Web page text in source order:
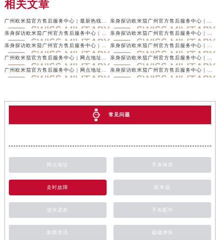
相关文章
广州欧米茄官方售后服务中心｜最新热线及官方维修地址权威信息公示（2026年7月最新） 亲身探访欧米茄广州官方售后服务中心｜最新电话与详细地址（2026年7月最新）
亲身探访欧米茄广州官方售后服务中心｜最新热线电话与地址（2026年7月最新） 亲身探访欧米茄广州官方售后服务中心｜全新地址及服务热线（2026年7月最新）
亲身探访欧米茄广州官方售后服务中心｜服务电话与网点地址（2026年6月最新） 亲身探访欧米茄广州官方售后服务中心｜详细地址及客服热线（2026年6月最新）
广州欧米茄官方售后服务中心｜网点地址及热线权威信息公示（2026年6月最新） 亲身探访欧米茄广州官方售后服务中心｜最新地址与售后热线（2026年6月最新）
广州欧米茄官方售后服务中心｜网点地址和官方电话权威信息公示（2026年6月最新） 亲身探访欧米茄广州官方售后服务中心｜最新地址及服务热线（2026年6月最新）
常见问题
网点地址 手表保养
走时故障 欧米茄
进水进灰 手表配件
新闻资讯 磕碰摔坏